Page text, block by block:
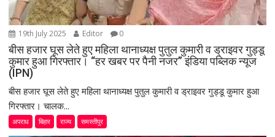
19th July 2025 Editor 0
बीस हजार घूस लेते हुए महिला थानाध्यक्ष पुतुल कुमारी व ड्राइवर गुड्डू
कुमार हुआ गिरफ्तार। “हर खबर पर पैनी नजर” इंडिया पब्लिक न्यूज
(IPN)
बीस हजार घूस लेते हुए महिला थानाध्यक्ष पुतुल कुमारी व ड्राइवर गुड्डू कुमार हुआ
गिरफ्तार। चालक...
अपराध बिहार राज्य समस्तीपुर